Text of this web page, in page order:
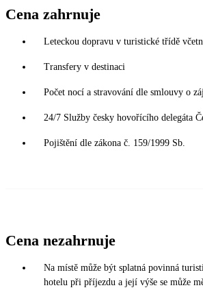
Cena zahrnuje
Leteckou dopravu v turistické třídě
Transfery v destinaci
Počet nocí a stravování dle smlouvy o
24/7 Služby česky hovořícího delegáta
Pojištění dle zákona č. 159/1999 Sb.
Cena nezahrnuje
Na místě může být splatná povinná
hotelu při příjezdu a její výše se může